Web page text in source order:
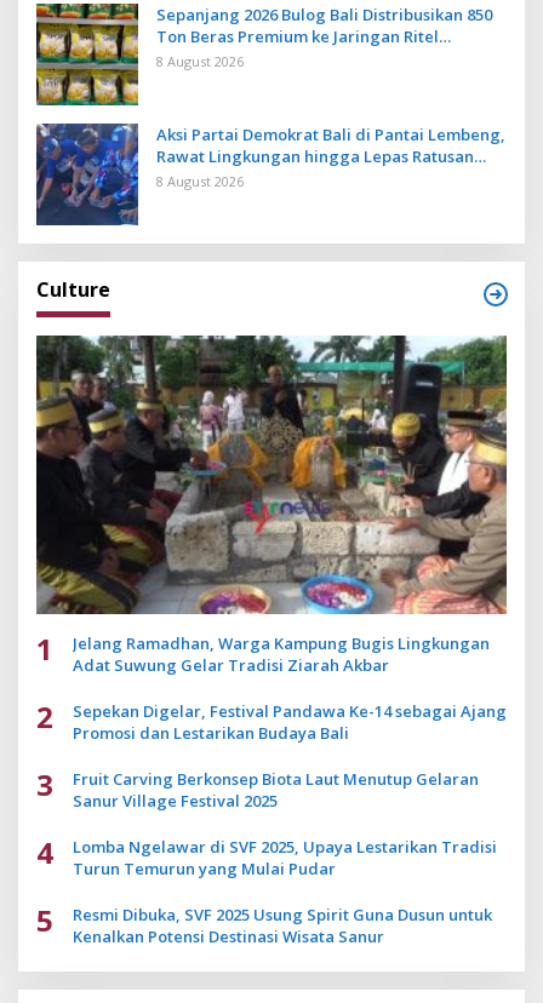
Sepanjang 2026 Bulog Bali Distribusikan 850
Ton Beras Premium ke Jaringan Ritel
Moderen
8 August 2026
Aksi Partai Demokrat Bali di Pantai Lembeng,
Rawat Lingkungan hingga Lepas Ratusan
Tukik Bedawang Nala
8 August 2026
Culture
1
Jelang Ramadhan, Warga Kampung Bugis Lingkungan
Adat Suwung Gelar Tradisi Ziarah Akbar
2
Sepekan Digelar, Festival Pandawa Ke-14 sebagai Ajang
Promosi dan Lestarikan Budaya Bali
3
Fruit Carving Berkonsep Biota Laut Menutup Gelaran
Sanur Village Festival 2025
4
Lomba Ngelawar di SVF 2025, Upaya Lestarikan Tradisi
Turun Temurun yang Mulai Pudar
5
Resmi Dibuka, SVF 2025 Usung Spirit Guna Dusun untuk
Kenalkan Potensi Destinasi Wisata Sanur